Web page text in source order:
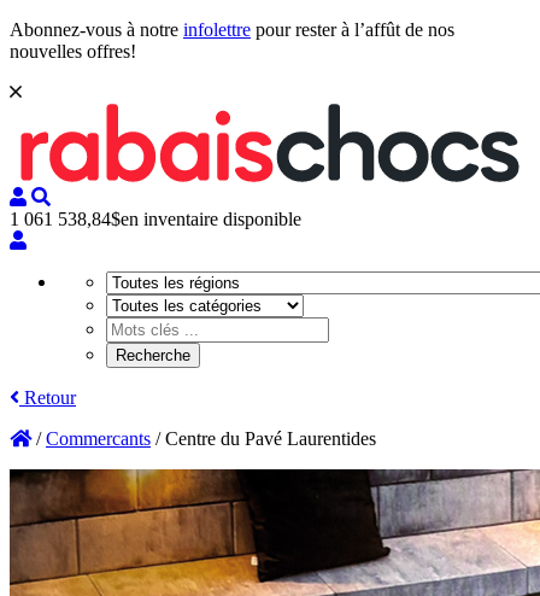
Abonnez-vous à notre infolettre pour rester à l’affût de nos
nouvelles offres!
1 061 538,84$en inventaire disponible
Retour
/Commercants /Centre du Pavé Laurentides